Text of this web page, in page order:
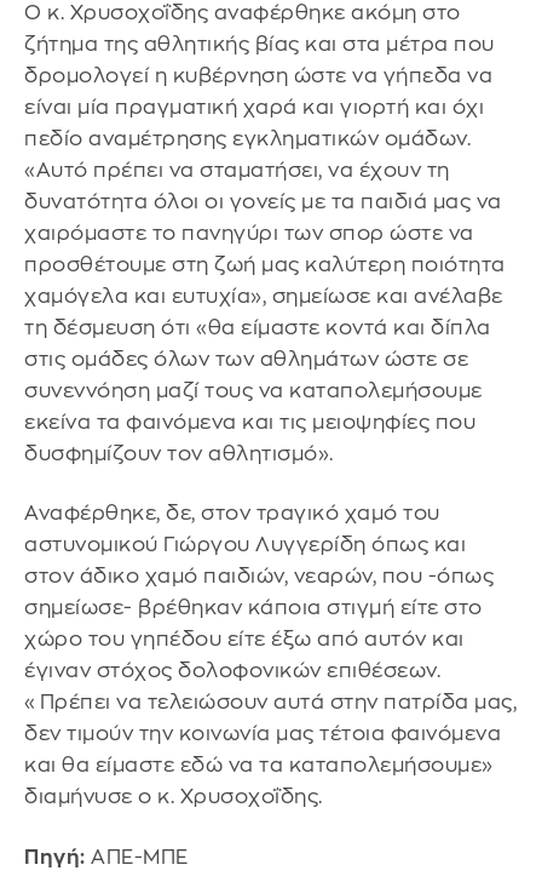
Ο κ. Χρυσοχοΐδης αναφέρθηκε ακόμη στο
ζήτημα της αθλητικής βίας και στα μέτρα που
δρομολογεί η κυβέρνηση ώστε να γήπεδα να
είναι μία πραγματική χαρά και γιορτή και όχι
πεδίο αναμέτρησης εγκληματικών ομάδων.
«Αυτό πρέπει να σταματήσει, να έχουν τη
δυνατότητα όλοι οι γονείς με τα παιδιά μας να
χαιρόμαστε το πανηγύρι των σπορ ώστε να
προσθέτουμε στη ζωή μας καλύτερη ποιότητα
χαμόγελα και ευτυχία», σημείωσε και ανέλαβε
τη δέσμευση ότι «θα είμαστε κοντά και δίπλα
στις ομάδες όλων των αθλημάτων ώστε σε
συνεννόηση μαζί τους να καταπολεμήσουμε
εκείνα τα φαινόμενα και τις μειοψηφίες που
δυσφημίζουν τον αθλητισμό».
Αναφέρθηκε, δε, στον τραγικό χαμό του
αστυνομικού Γιώργου Λυγγερίδη όπως και
στον άδικο χαμό παιδιών, νεαρών, που -όπως
σημείωσε- βρέθηκαν κάποια στιγμή είτε στο
χώρο του γηπέδου είτε έξω από αυτόν και
έγιναν στόχος δολοφονικών επιθέσεων.
«Πρέπει να τελειώσουν αυτά στην πατρίδα μας,
δεν τιμούν την κοινωνία μας τέτοια φαινόμενα
και θα είμαστε εδώ να τα καταπολεμήσουμε»
διαμήνυσε ο κ. Χρυσοχοΐδης.
Πηγή: ΑΠΕ-ΜΠΕ